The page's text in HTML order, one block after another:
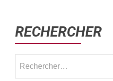
RECHERCHER